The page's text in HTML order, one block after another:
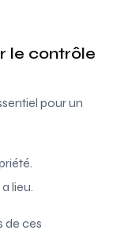
le contrôle
pour un
lieu.
de ces